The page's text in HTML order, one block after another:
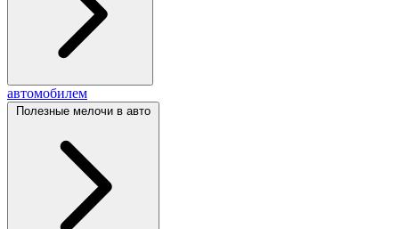
автомобилем
Полезные мелочи в авто